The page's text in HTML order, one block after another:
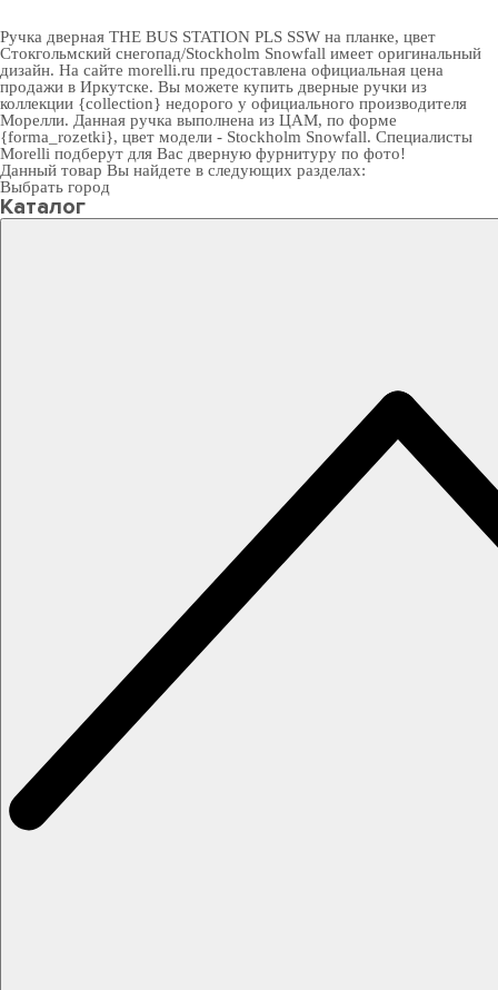
Ручка дверная THE BUS STATION PLS SSW на планке, цвет
Стокгольмский снегопад/Stockholm Snowfall имеет оригинальный
дизайн. На сайте morelli.ru предоставлена официальная цена
продажи в Иркутске. Вы можете купить дверные ручки из
коллекции {collection} недорого у официального производителя
Морелли. Данная ручка выполнена из ЦАМ, по форме
{forma_rozetki}, цвет модели - Stockholm Snowfall. Специалисты
Morelli подберут для Вас дверную фурнитуру по фото!
Данный товар Вы найдете в следующих разделах:
Выбрать город
Каталог